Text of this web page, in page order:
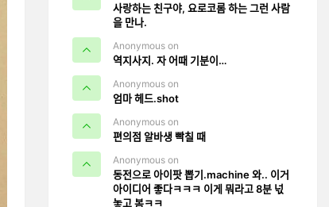
사랑하는 친구야, 요로코롬 하는 그런 사람
을 만나.
Anonymous on
역지사지. 자 어때 기분이…
Anonymous on
엄마 헤드.shot
Anonymous on
편의점 알바생 빡칠 때
Anonymous on
동전으로 아이팟 뽑기.machine 와.. 이거
아이디어 좋다ㅋㅋㅋ 이게 뭐라고 8분 넋
놓고 봄ㅋㅋ